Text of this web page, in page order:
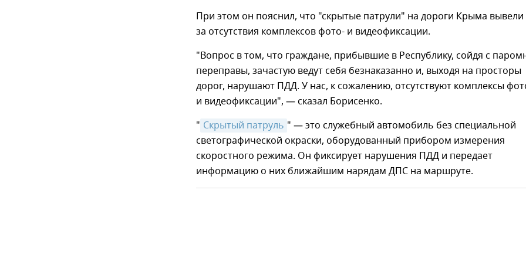
При этом он пояснил, что "скрытые патрули" на дороги Крыма вывели
за отсутствия комплексов фото- и видеофиксации.
"Вопрос в том, что граждане, прибывшие в Республику, сойдя с
переправы, зачастую ведут себя безнаказанно и, выходя на просторы
дорог, нарушают ПДД. У нас, к сожалению, отсутствуют комплексы
и видеофиксации", — сказал Борисенко.
" Скрытый патруль " — это служебный автомобиль без специальной
светографической окраски, оборудованный прибором измерения
скоростного режима. Он фиксирует нарушения ПДД и передает
информацию о них ближайшим нарядам ДПС на маршруте.